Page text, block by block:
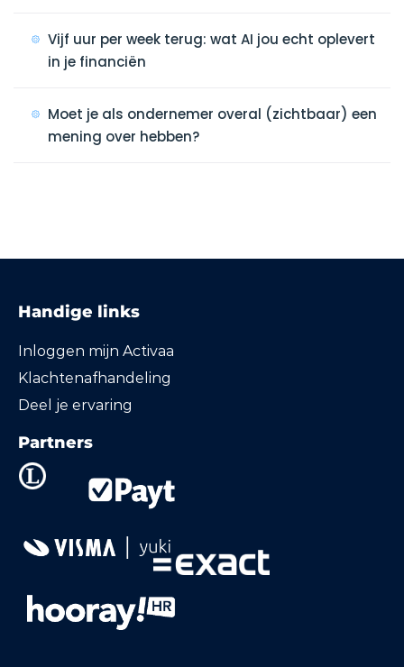
Vijf uur per week terug: wat AI jou echt oplevert
in je financiën
Moet je als ondernemer overal (zichtbaar) een
mening over hebben?
Handige links
Inloggen mijn Activaa
Klachtenafhandeling
Deel je ervaring
Partners